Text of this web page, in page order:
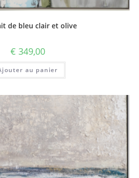
de bleu clair et olive
€ 349,00
au panier